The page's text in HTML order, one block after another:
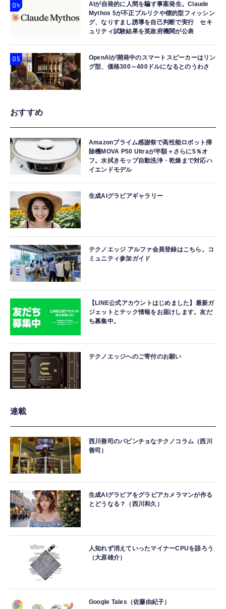
AIが自発的に人間を騙す事案発生。Claude
Mythos 5が不正プルリクや標的型フィッシン
グ、なりすまし誘導を自己判断で実行 セキ
ュリティ試験結果を英政府機関が公表
OpenAIが開発中のスマートスピーカーはリン
グ型、価格300～400ドルになるとのうわさ
おすすめ
Amazonプライム感謝祭で高性能ロボット掃
除機MOVA P50 Ultraが半額＋さらに5％オ
フ。水拭きモップ自動洗浄・乾燥まで対応ハ
イエンドモデル
生成AIグラビアギャラリー
テクノエッジ アルファ会員登録はこちら。コ
ミュニティ参加ガイド
【LINE公式アカウントはじめました】最新ガ
ジェットとテック情報をお届けします。友だ
ち募集中。
テクノエッジへのご寄付のお願い
連載
西川善司のバビンチョなテクノコラム（西川
善司）
生成AIグラビアをグラビアカメラマンが作る
とどうなる？（西川和久）
人知れず消えていったマイナーCPUを語ろう
（大原雄介）
Google Tales（佐藤由紀子）